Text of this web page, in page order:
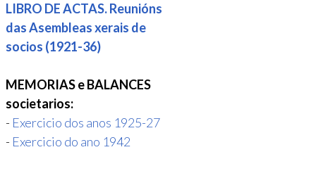
LIBRO DE ACTAS. Reunións
das Asembleas xerais de
socios (1921-36)
MEMORIAS e BALANCES
societarios:
- Exercicio dos anos 1925-27
- Exercicio do ano 1942